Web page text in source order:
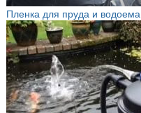
Пленка для пруда и водоема